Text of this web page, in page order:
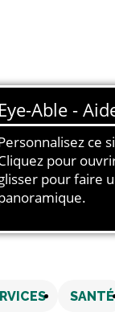
SANTÉ